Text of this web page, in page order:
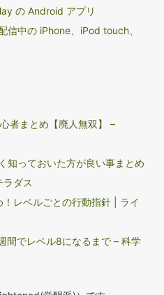
の Android アプリ
信中の iPhone、iPod touch、
者まとめ【廃人無双】 –
知っておいた方が良い事まとめ
ラダス
レベルごとの行動指針 | ライ
間でレベル8になるまで – 科学